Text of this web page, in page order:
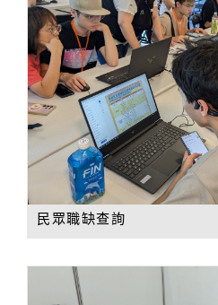
民眾職缺查詢